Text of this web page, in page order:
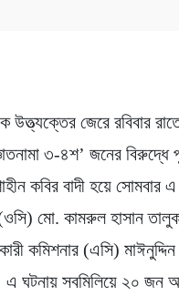
উত্ত্যক্তের জেরে রবিবার
৩-৪শ’ জনের বিরুদ্ধে
কবির বাদী হয়ে সোমবার এ
মো. কামরুল হাসান
কমিশনার (এসি)
ঘটনায় সবমিলিয়ে ২০ জন